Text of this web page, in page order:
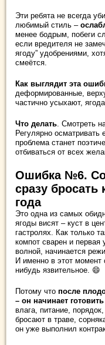
Эти ребята не всегда
любимый стиль –
менее бодрым, побеги
если вредителя не
ягоду” удобрениями,
смеётся.
Как выглядит эта
деформированные,
частично усыхают,
Что делать. Смотреть
Регулярно
проблема станет
отбиваться от всех
Ошибка №6.
сразу бросать
года
Это одна из самых
ягоды висят – куст в
гастролях. Как только
компот сварен и первая
волной, начинается
И именно в этот момент
нибудь язвительное. 😄
Потому что после
– он начинает
влага, питание,
бросают в траве,
он уже выполнил